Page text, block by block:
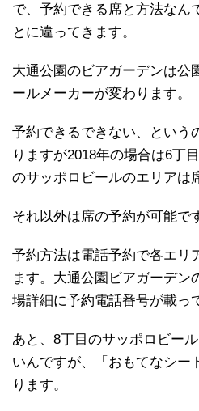
で、予約できる席と方法なん
とに違ってきます。
大通公園のビアガーデンは公
ールメーカーが変わります。
予約できるできない、という
りますが2018年の場合は6丁
のサッポロビールのエリアは
それ以外は席の予約が可能で
予約方法は電話予約で各エリ
ます。大通公園ビアガーデン
場詳細に予約電話番号が載っ
あと、8丁目のサッポロビー
いんですが、「おもてなシー
ります。